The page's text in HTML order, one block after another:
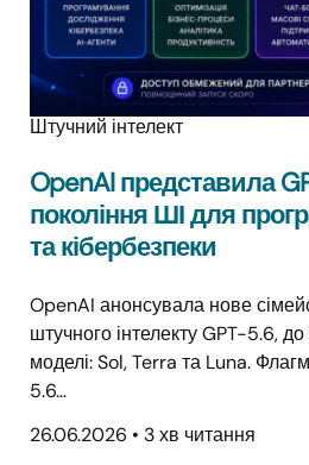
Штучний інтелект
OpenAI представила
покоління ШІ для
та кібербезпеки
OpenAI анонсувала нове
штучного інтелекту GPT-5.6,
моделі: Sol, Terra та Luna.
5.6…
26.06.2026 • 3 хв читання